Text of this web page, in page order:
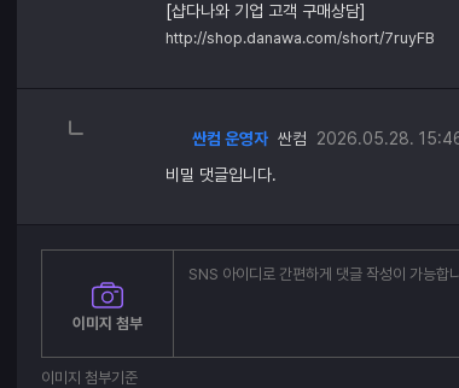
[샵다나와 기업 고객 구매상담]
http://shop.danawa.com/short/7ruyFB
싼컴 운영자 싼컴
2026.05.28.
비밀 댓글입니다.
이미지 첨부
이미지 첨부기준